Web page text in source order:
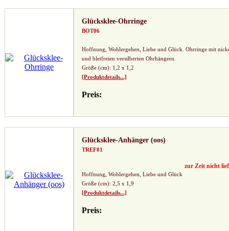
Glücksklee-Ohrringe
BOT06
Hoffnung, Wohlergehen, Liebe und Glück. Ohrringe mit
und bleifreien versilberten Ohrhängern.
Größe (cm): 1,2 x 1,2
[Produktdetails...]
Preis:
Glücksklee-Anhänger (oos)
TREF01
zur Zeit nicht
Hoffnung, Wohlergehen, Liebe und Glück
Größe (cm): 2,5 x 1,9
[Produktdetails...]
Preis: